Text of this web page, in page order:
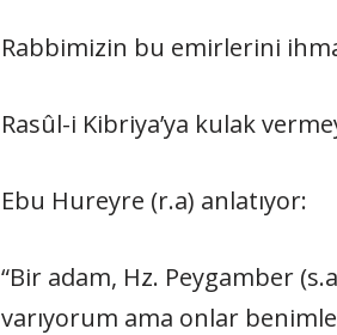
Rabbimizin bu emirlerini
Rasûl-i Kibriya’ya kulak
Ebu Hureyre (r.a) anlatıyor:
“Bir adam, Hz. Peygamber
varıyorum ama onlar